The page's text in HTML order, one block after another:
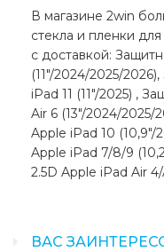
В магазине 2win
стекла и пленки
с доставкой:
(11"/2024/2025/
iPad 11 (11"/2025) ,
Air 6 (13"/2024/2025/
Apple iPad 10 (10,9"/
Apple iPad 7/8/9
2.5D Apple iPad Air
ВАС